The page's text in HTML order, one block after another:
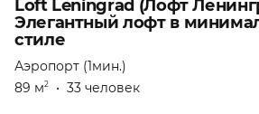
Loft Leningrad (Лофт
Элегантный лофт в
стиле
Аэропорт (1мин.)
89 м2 • 33 человек